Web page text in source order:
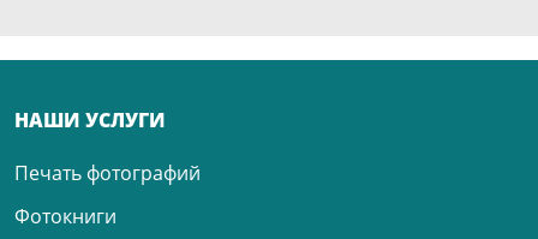
НАШИ УСЛУГИ
Печать фотографий
Фотокниги